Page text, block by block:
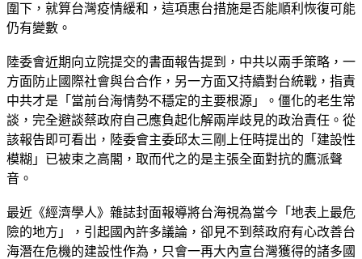
圍下，就算台灣疫情緩和，這項惠台措施是否能順利恢復可能
仍有變數。
陸委會近期向立院提交的書面報告提到，中共以兩手策略，一
方面防止國際社會與台合作，另一方面又持續對台統戰，指責
中共才是「當前台海情勢不穩定的主要根源」。僵化的老生常
談，完全避談蔡政府自己應負起化解兩岸歧見的政治責任。從
該報告即可看出，陸委會主委邱太三剛上任時提出的「建設性
模糊」已被束之高閣，取而代之的是主張全面對抗的鷹派聲
音。
最近《經濟學人》雜誌封面報導將台海視為當今「地表上最危
險的地方」，引起國內許多議論，卻見不到蔡政府有心改善台
海潛在危機的建設性作為，只會一再大內宣台灣獲得的諸多國